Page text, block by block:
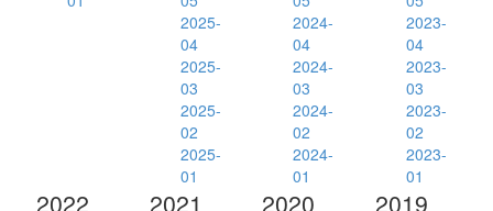
2025-
04
2025-
03
2025-
02
2025-
01
2024-
04
2024-
03
2024-
02
2024-
01
2023-
04
2023-
03
2023-
02
2023-
01
2022 2021 2020 2019